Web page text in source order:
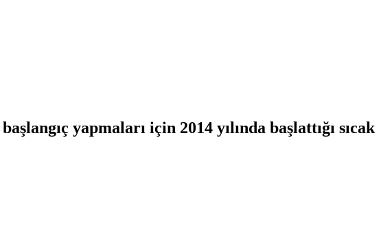
yapmaları için 2014 yılında başlattığı sıcak